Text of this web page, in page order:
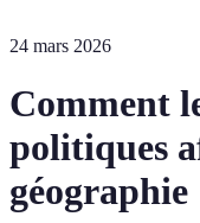
24 mars 2026
Comment
politiques
géographie